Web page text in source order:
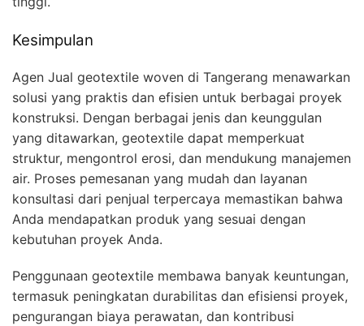
Kesimpulan
Agen Jual geotextile woven di Tangerang menawarkan
solusi yang praktis dan efisien untuk berbagai proyek
konstruksi. Dengan berbagai jenis dan keunggulan
yang ditawarkan, geotextile dapat memperkuat
struktur, mengontrol erosi, dan mendukung manajemen
air. Proses pemesanan yang mudah dan layanan
konsultasi dari penjual terpercaya memastikan bahwa
Anda mendapatkan produk yang sesuai dengan
kebutuhan proyek Anda.
Penggunaan geotextile membawa banyak keuntungan,
termasuk peningkatan durabilitas dan efisiensi proyek,
pengurangan biaya perawatan, dan kontribusi